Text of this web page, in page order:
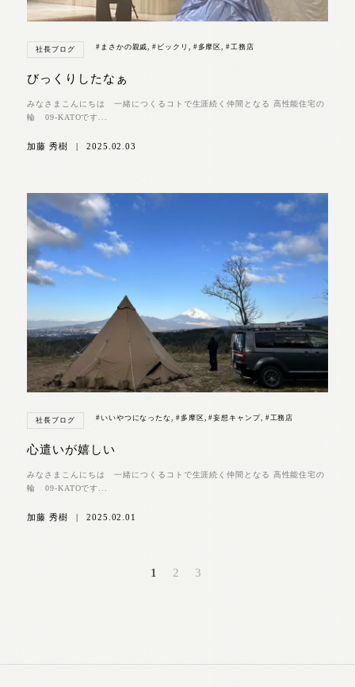
社長ブログ #まさかの親戚 ,#ビックリ #多摩区 ,#工務店
びっくりしたなぁ
みなさまこんにちは 一緒につくるコトで生涯続く仲間となる 高性能住宅の
輪 09-KATOです...
加藤 秀樹 | 2025.02.03
社長ブログ #いいやつになったな #多摩区 ,#妄想キャンプ, #工務店
心遣いが嬉しい
みなさまこんにちは 一緒につくるコトで生涯続く仲間となる 高性能住宅の
輪 09-KATOです...
加藤 秀樹 | 2025.02.01
1 2 3